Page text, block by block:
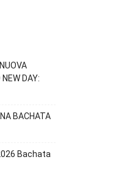
DAY:
BACHATA
Bachata